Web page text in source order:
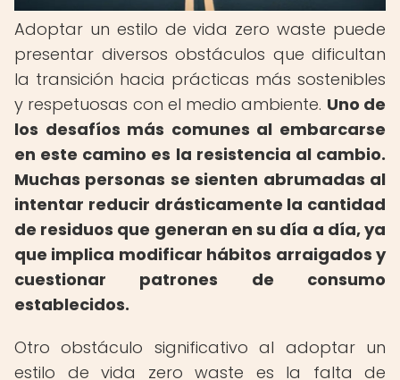
Adoptar un estilo de vida zero waste puede
presentar diversos obstáculos que dificultan
la transición hacia prácticas más sostenibles
y respetuosas con el medio ambiente. Uno de
los desafíos más comunes al embarcarse
en este camino es la resistencia al cambio.
Muchas personas se sienten abrumadas al
intentar reducir drásticamente la cantidad
de residuos que generan en su día a día, ya
que implica modificar hábitos arraigados y
cuestionar patrones de consumo
establecidos.
Otro obstáculo significativo al adoptar un
estilo de vida zero waste es la falta de